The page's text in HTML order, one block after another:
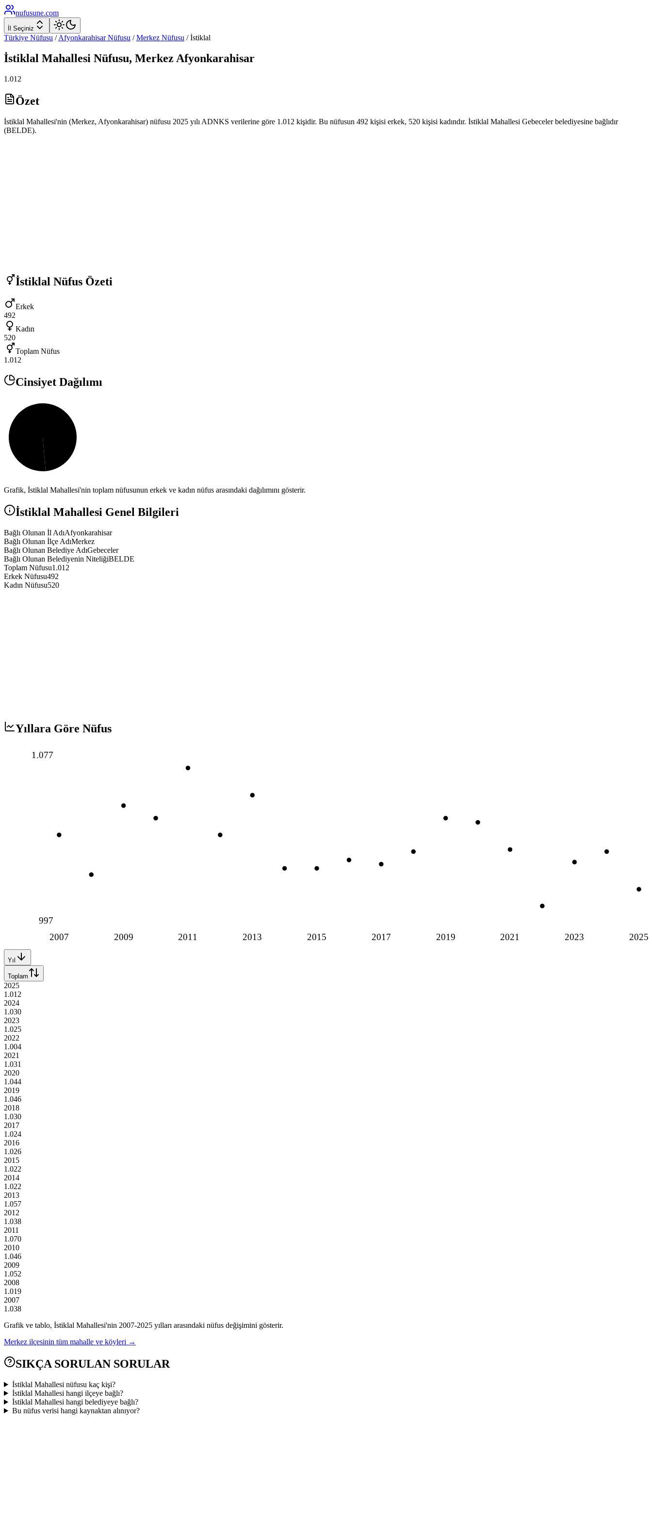
nufusune.com
İl Seçiniz
Türkiye Nüfusu / AfyonkarahisarNüfusu / Merkez Nüfusu /İstiklal
İstiklal Mahallesi Nüfusu, Merkez Afyonkarahisar
1.012
Özet
İstiklal Mahallesi'nin (Merkez, Afyonkarahisar) nüfusu 2025 yılı ADNKS verilerine göre 1.012 kişidir. Bu nüfusun 492 kişisi erkek, 520 kişisi kadındır. İstiklal Mahallesi Gebeceler belediyesine bağlıdır
(BELDE).
İstiklal Nüfus Özeti
Erkek
492
Kadın
520
Toplam Nüfus
1.012
Cinsiyet Dağılımı
Grafik, İstiklal Mahallesi'nin toplam nüfusunun erkek ve kadın nüfus arasındaki dağılımını gösterir.
İstiklal Mahallesi Genel Bilgileri
Bağlı Olunan İl AdıAfyonkarahisar
Bağlı Olunan İlçe AdıMerkez
Bağlı Olunan Belediye AdıGebeceler
Bağlı Olunan Belediyenin NiteliğiBELDE
Toplam Nüfusu1.012
Erkek Nüfusu492
Kadın Nüfusu520
Yıllara Göre Nüfus
2007 2009 2011 2013 2015 2017 2019 2021 2023 2025
1.077
997
Yıl
Toplam
2025
1.012
2024
1.030
2023
1.025
2022
1.004
2021
1.031
2020
1.044
2019
1.046
2018
1.030
2017
1.024
2016
1.026
2015
1.022
2014
1.022
2013
1.057
2012
1.038
2011
1.070
2010
1.046
2009
1.052
2008
1.019
2007
1.038
Grafik ve tablo, İstiklal Mahallesi'nin 2007-2025 yılları arasındaki nüfus değişimini gösterir.
Merkez ilçesinin tüm mahalle ve köyleri →
SIKÇA SORULAN SORULAR
İstiklal Mahallesi nüfusu kaç kişi?
İstiklal Mahallesi hangi ilçeye bağlı?
İstiklal Mahallesi hangi belediyeye bağlı?
Bu nüfus verisi hangi kaynaktan alınıyor?